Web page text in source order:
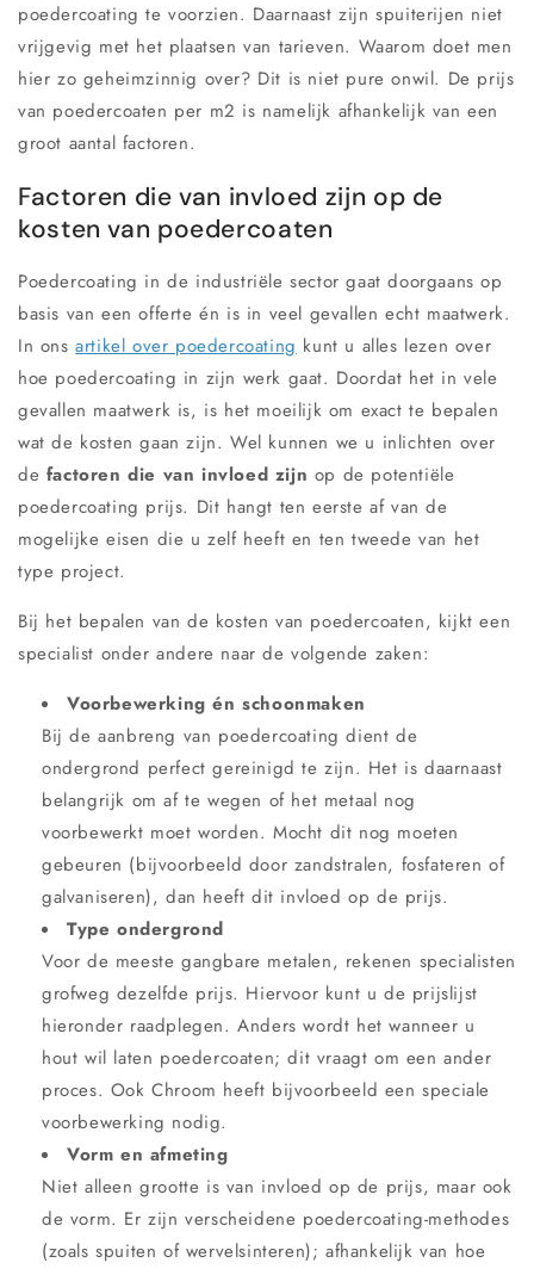
poedercoating te voorzien. Daarnaast zijn spuiterijen niet
vrijgevig met het plaatsen van tarieven. Waarom doet men
hier zo geheimzinnig over? Dit is niet pure onwil. De prijs
van poedercoaten per m2 is namelijk afhankelijk van een
groot aantal factoren.
Factoren die van invloed zijn op de
kosten van poedercoaten
Poedercoating in de industriële sector gaat doorgaans op
basis van een offerte én is in veel gevallen echt maatwerk.
In ons artikel over poedercoating kunt u alles lezen over
hoe poedercoating in zijn werk gaat. Doordat het in vele
gevallen maatwerk is, is het moeilijk om exact te bepalen
wat de kosten gaan zijn. Wel kunnen we u inlichten over
de factoren die van invloed zijn op de potentiële
poedercoating prijs. Dit hangt ten eerste af van de
mogelijke eisen die u zelf heeft en ten tweede van het
type project.
Bij het bepalen van de kosten van poedercoaten, kijkt een
specialist onder andere naar de volgende zaken:
Voorbewerking én schoonmaken
Bij de aanbreng van poedercoating dient de
ondergrond perfect gereinigd te zijn. Het is daarnaast
belangrijk om af te wegen of het metaal nog
voorbewerkt moet worden. Mocht dit nog moeten
gebeuren (bijvoorbeeld door zandstralen, fosfateren of
galvaniseren), dan heeft dit invloed op de prijs.
Type ondergrond
Voor de meeste gangbare metalen, rekenen specialisten
grofweg dezelfde prijs. Hiervoor kunt u de prijslijst
hieronder raadplegen. Anders wordt het wanneer u
hout wil laten poedercoaten; dit vraagt om een ander
proces. Ook Chroom heeft bijvoorbeeld een speciale
voorbewerking nodig.
Vorm en afmeting
Niet alleen grootte is van invloed op de prijs, maar ook
de vorm. Er zijn verscheidene poedercoating-methodes
(zoals spuiten of wervelsinteren); afhankelijk van hoe